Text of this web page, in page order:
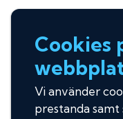
Cookies
Vi använder
prestanda